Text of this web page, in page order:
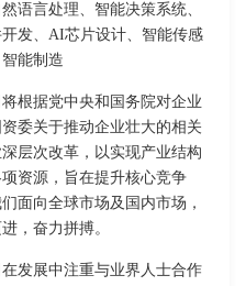
语言处理、智能决策系统、
发、AI芯片设计、智能传感
能制造
根据党中央和国务院对企业
委关于推动企业壮大的相关
层次改革，以实现产业结构
资源，旨在提升核心竞争
面向全球市场及国内市场，
，奋力拼搏。
发展中注重与业界人士合作